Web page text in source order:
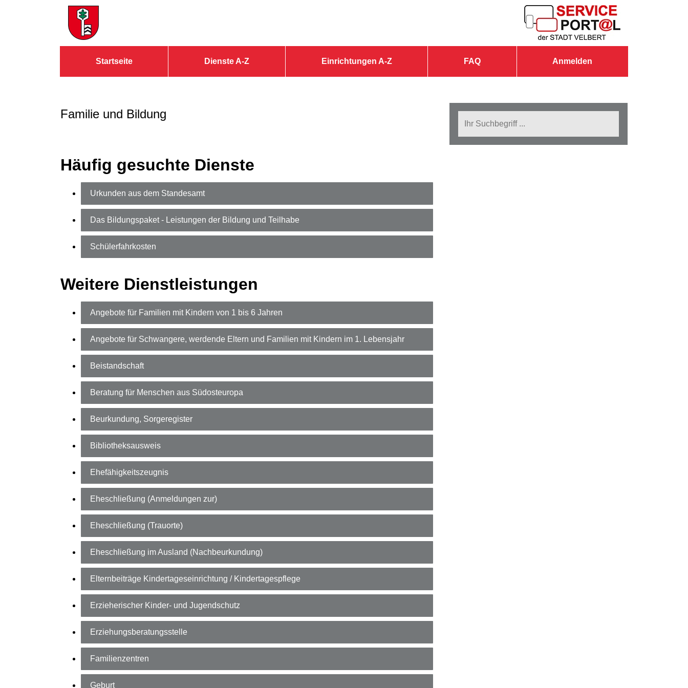
Zum Hauptinhalt springen
Startseite Dienste A-Z Einrichtungen A-Z FAQ Anmelden
Familie und Bildung
Häufig gesuchte Dienste
Urkunden aus dem Standesamt
Das Bildungspaket - Leistungen der Bildung und Teilhabe
Schülerfahrkosten
Weitere Dienstleistungen
Angebote für Familien mit Kindern von 1 bis 6 Jahren
Angebote für Schwangere, werdende Eltern und Familien mit Kindern im 1. Lebensjahr
Beistandschaft
Beratung für Menschen aus Südosteuropa
Beurkundung, Sorgeregister
Bibliotheksausweis
Ehefähigkeitszeugnis
Eheschließung (Anmeldungen zur)
Eheschließung (Trauorte)
Eheschließung im Ausland (Nachbeurkundung)
Elternbeiträge Kindertageseinrichtung / Kindertagespflege
Erzieherischer Kinder- und Jugendschutz
Erziehungsberatungsstelle
Familienzentren
Geburt
Suche